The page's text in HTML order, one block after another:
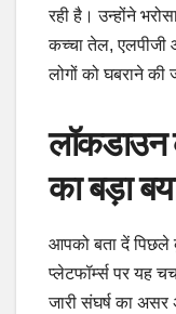
रही है। उन्होंने
कच्चा तेल,
लोगों को घबराने की
लॉकडाउन
का बड़ा
आपको बता दें
प्लेटफॉर्म्स पर यह
जारी संघर्ष का